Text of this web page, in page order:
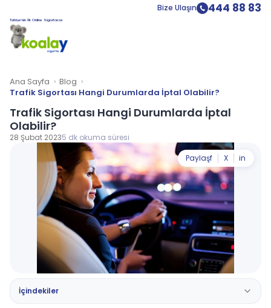
Bize Ulaşın 444 88 83
Türkiye’nin İlk Online Sigortacısı
Ana Sayfa
Blog
Trafik Sigortası Hangi Durumlarda İptal Olabilir?
Trafik Sigortası Hangi Durumlarda İptal
Olabilir?
28 Şubat 20235 dk okuma süresi
Paylaşf X in
İçindekiler